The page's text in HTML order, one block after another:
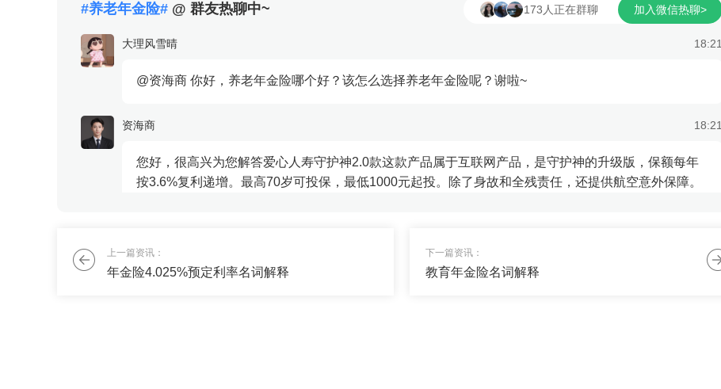
要，不如买份养老年金险。于是，他
#养老年金险# @ 群友热聊中~
大理风雪晴 18:21
@资海商 你好，养老年金险哪个好？该怎么选择养老年金险呢？谢啦~
资海商 18:21
您好，很高兴为您解答爱心人寿守护神2.0款这款产品属于互联网产品，是守护神的升级版，保额每年
按3.6%复利递增。最高70岁可投保，最低1000元起投。除了身故和全残责任，还提供航空意外保障。
我想投保6%收益的香港保险，你能帮我买到靠谱的公司产品吗？
173人正在群聊 加入微信热聊>
上一篇资讯：
年金险4.025%预定利率名词解释
下一篇资讯：
教育年金险名词解释